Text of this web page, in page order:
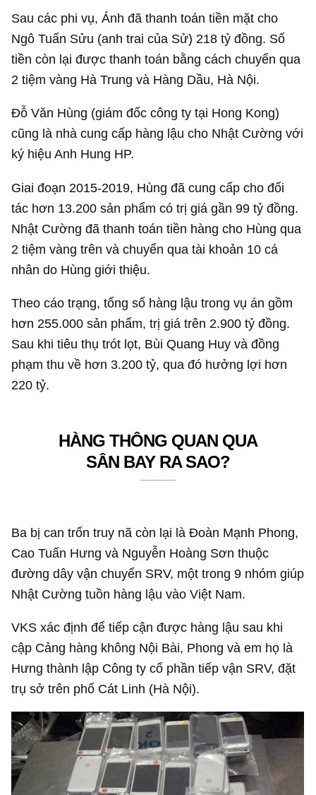
Sau các phi vụ, Ánh đã thanh toán tiền mặt cho
Ngô Tuấn Sửu (anh trai của Sử) 218 tỷ đồng. Số
tiền còn lại được thanh toán bằng cách chuyển qua
2 tiệm vàng Hà Trung và Hàng Dầu, Hà Nội.
Đỗ Văn Hùng (giám đốc công ty tại Hong Kong)
cũng là nhà cung cấp hàng lậu cho Nhật Cường với
ký hiệu Anh Hung HP.
Giai đoạn 2015-2019, Hùng đã cung cấp cho đối
tác hơn 13.200 sản phẩm có trị giá gần99 tỷ đồng.
Nhật Cường đã thanh toán tiền hàng cho Hùng qua
2 tiệm vàng trên và chuyển qua tài khoản 10 cá
nhân do Hùng giới thiệu.
Theo cáo trạng, tổng số hàng lậu trong vụ án gồm
hơn 255.000 sản phẩm, trị giá trên 2.900 tỷ đồng.
Sau khi tiêu thụ trót lọt, Bùi Quang Huy và đồng
phạm thu về hơn 3.200 tỷ, qua đó hưởng lợi hơn
220 tỷ.
HÀNG THÔNG QUAN QUA
SÂN BAY RA SAO?
Ba bị can trốn truy nã còn lại là Đoàn Mạnh Phong,
Cao Tuấn Hưng và Nguyễn Hoàng Sơn thuộc
đường dây vận chuyển SRV, một trong 9 nhóm giúp
Nhật Cường tuồn hàng lậu vào Việt Nam.
VKS xác định để tiếp cận được hàng lậu sau khi
cập Cảng hàng không Nội Bài, Phong và em họ là
Hưng thành lập Công ty cổ phần tiếp vận SRV, đặt
trụ sở trên phố Cát Linh (Hà Nội).